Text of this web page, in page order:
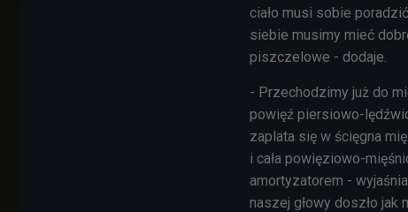
ciało musi sobie
siebie musimy mieć
piszczelowe - dodaje.
- Przechodzimy już do
powięź piersiowo-
zaplata się w ścięgna
i cała powięziowo-
amortyzatorem -
naszej głowy doszło jak